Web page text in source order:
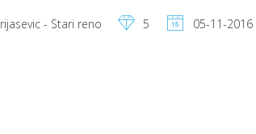
- Stari reno 5 05-11-2016